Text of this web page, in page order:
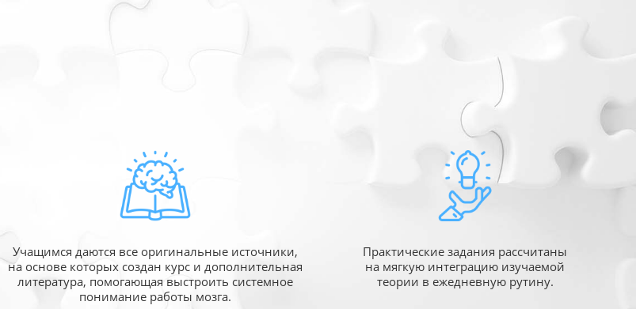
Учащимся даются все оригинальные источники,
на основе которых создан курс и дополнительная
литература, помогающая выстроить системное
понимание работы мозга.
Практические задания рассчитаны
на мягкую интеграцию изучаемой
теории в ежедневную рутину.